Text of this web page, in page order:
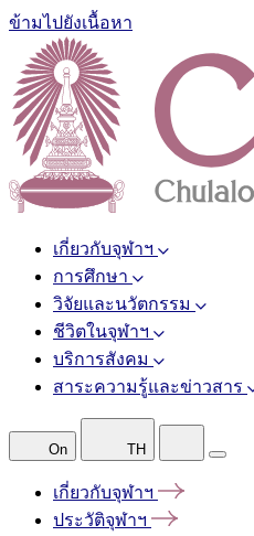
ข้ามไปยังเนื้อหา
เกี่ยวกับจุฬาฯ
การศึกษา
วิจัยและนวัตกรรม
ชีวิตในจุฬาฯ
บริการสังคม
สาระความรู้และข่าวสาร
On TH
เกี่ยวกับจุฬาฯ
ประวัติจุฬาฯ